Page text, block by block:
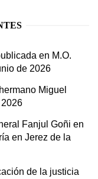
en M.O.
de 2026
Miguel
2026
Fanjul Goñi en
en Jerez de la
de la justicia